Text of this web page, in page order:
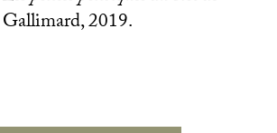
2019.